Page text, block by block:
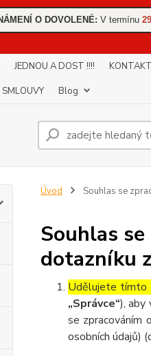
O DOVOLENÉ: V termínu
JEDNOU A DOST !!!!
Blog
Úvod Souhlas se
Souhlas
dotazníku
Udělujete tímto
„Správce“), aby
se zpracováním
osobních údajů)